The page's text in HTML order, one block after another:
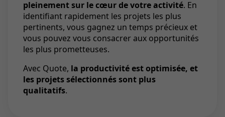
pleinement sur le cœur de votre activité. En
identifiant rapidement les projets les plus
pertinents, vous gagnez un temps précieux et
vous pouvez vous consacrer aux opportunités
les plus prometteuses.
Avec Quote, la productivité est optimisée, et
les projets sélectionnés sont plus
qualitatifs.